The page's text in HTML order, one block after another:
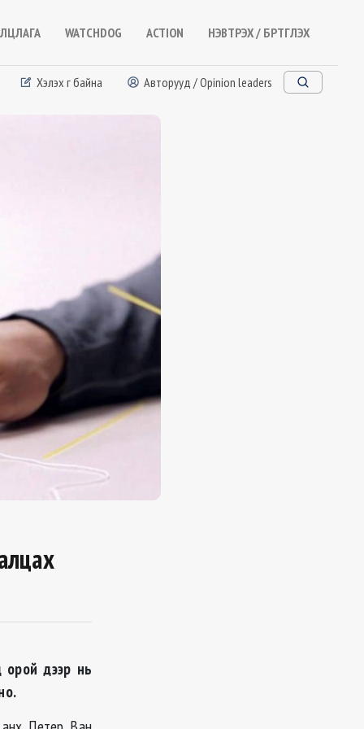
WATCHDOG ACTION НЭВТРЭХ / БҮРТГҮҮЛЭХ
Хэлэх үг байна Авторууд / Opinion leaders
орой дээр нь